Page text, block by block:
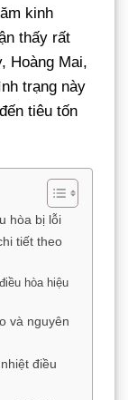
kinh
thấy rất
Hoàng Mai,
trạng này
tiêu tốn
hòa bị lỗi
tiết theo
hòa hiệu
và nguyên
điều